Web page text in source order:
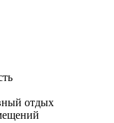
отдых